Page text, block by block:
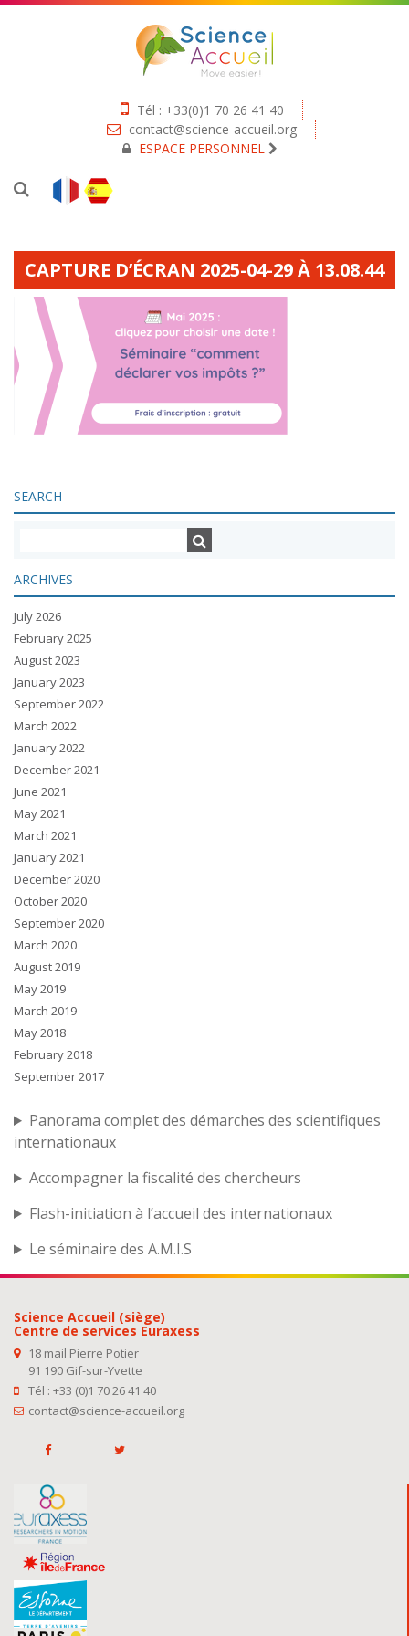
Tél : +33(0)1 70 26 41 40
contact@science-accueil.org
ESPACE PERSONNEL
CAPTURE D’ÉCRAN 2025-04-29 À 13.08.44
SEARCH
ARCHIVES
July 2026
February 2025
August 2023
January 2023
September 2022
March 2022
January 2022
December 2021
June 2021
May 2021
March 2021
January 2021
December 2020
October 2020
September 2020
March 2020
August 2019
May 2019
March 2019
May 2018
February 2018
September 2017
Panorama complet des démarches des scientifiques
internationaux
Accompagner la fiscalité des chercheurs
Flash-initiation à l’accueil des internationaux
Le séminaire des A.M.I.S
Science Accueil (siège)
Centre de services Euraxess
18 mail Pierre Potier
91 190 Gif-sur-Yvette
Tél : +33 (0)1 70 26 41 40
contact@science-accueil.org